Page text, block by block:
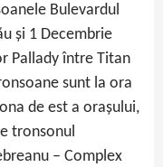
Bulevardul
și 1 Decembrie
Pallady între Titan
sunt la ora
de est a orașului,
tronsonul
– Complex